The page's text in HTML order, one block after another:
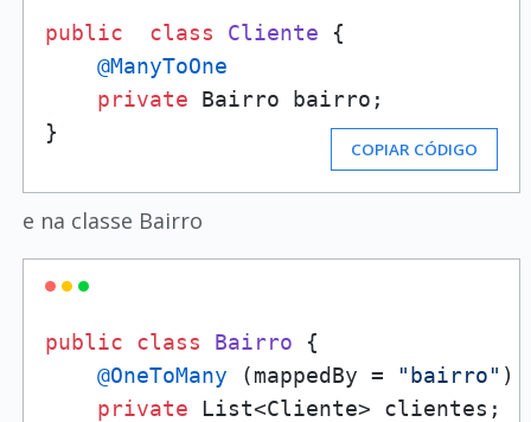
public class Cliente {
@ManyToOne
private Bairro bairro;
}
COPIAR CÓDIGO
e na classe Bairro
public class Bairro {
@OneToMany (mappedBy = "bairro" )
private List<Cliente> clientes;